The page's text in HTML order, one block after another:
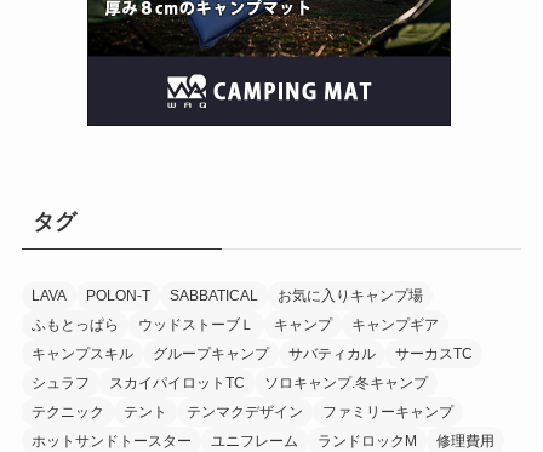
タグ
LAVA POLON-T SABBATICAL
お気に入りキャンプ場
ふもとっぱら
ウッドストーブＬ キャンプ
キャンプギア
キャンプスキル
グループキャンプ サバティカル
サーカスTC
シュラフ
スカイパイロットTC
ソロキャンプ.冬キャンプ
テクニック
テント テンマクデザイン
ファミリーキャンプ
ホットサンドトースター
ユニフレーム ランドロックM
修理費用